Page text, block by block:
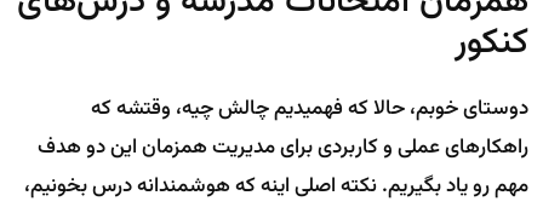
کنکور
دوستای خوبم، حالا که فهمیدیم چالش چیه، وقتشه که
راهکارهای عملی و کاربردی برای مدیریت همزمان این دو هدف
مهم رو یاد بگیریم. نکته اصلی اینه که هوشمندانه درس بخونیم،